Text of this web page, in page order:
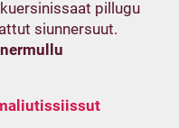
pillugu
siunnersuut.